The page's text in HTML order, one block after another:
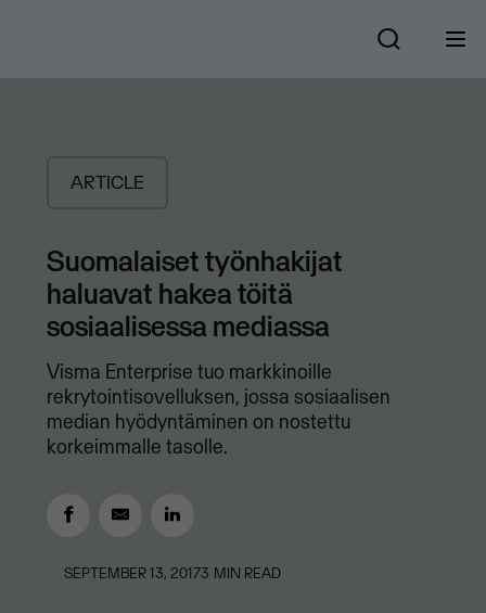
ARTICLE
Suomalaiset työnhakijat
haluavat hakea töitä
sosiaalisessa mediassa
Visma Enterprise tuo markkinoille
rekrytointisovelluksen, jossa sosiaalisen
median hyödyntäminen on nostettu
korkeimmalle tasolle.
SEPTEMBER 13, 20173 MIN READ